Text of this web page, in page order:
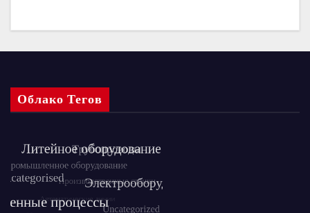
Облако Тегов